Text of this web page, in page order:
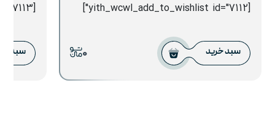
[yith_wcwl_add_to_wishlist id="7112"]
سبد خرید 0
[yith_wcwl_add_to_wishlist id="7113"]
سبد